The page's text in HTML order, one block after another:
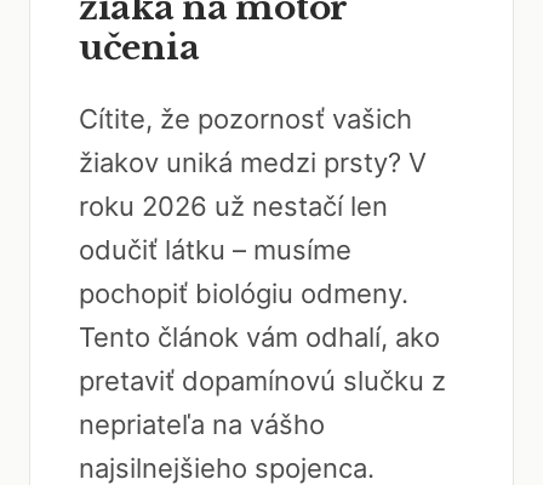
učenia
Cítite, že pozornosť vašich
žiakov uniká medzi prsty? V
roku 2026 už nestačí len
odučiť látku – musíme
pochopiť biológiu odmeny.
Tento článok vám odhalí, ako
pretaviť dopamínovú slučku z
nepriateľa na vášho
najsilnejšieho spojenca.